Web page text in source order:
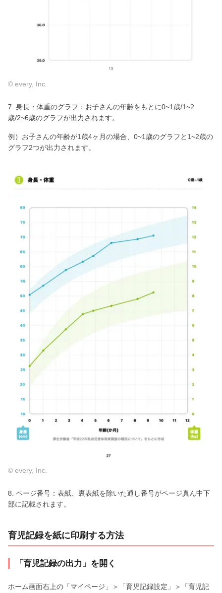
© every, Inc.
7. 身長・体重のグラフ：お子さんの年齢をもとに0~1歳/1~2
歳/2~6歳のグラフが出力されます。
例）お子さんの年齢が1歳4ヶ月の場合、0~1歳のグラフと1~2歳の
グラフ2つが出力されます。
© every, Inc.
8. ページ番号：表紙、裏表紙を除いた通し番号がページ真ん中下
部に記載されます。
育児記録を紙に印刷する方法
「育児記録の出力」を開く
ホーム画面右上の「マイページ」＞「育児記録設定」＞「育児記